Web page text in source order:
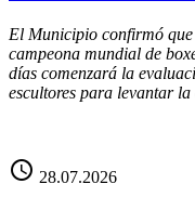
El Municipio confirmó
campeona mundial de
días comenzará la
escultores para levantar
schedule 28.07.2026